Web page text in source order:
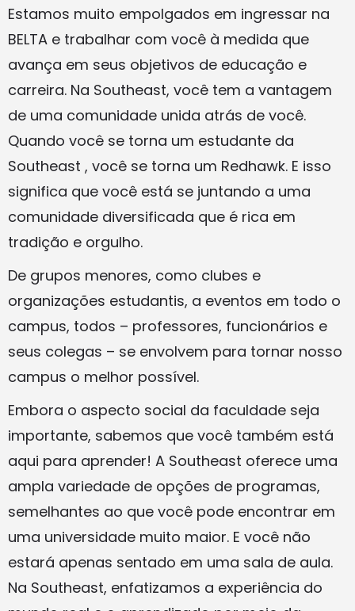
Estamos muito empolgados em ingressar na
BELTA e trabalhar com você à medida que
avança em seus objetivos de educação e
carreira. Na Southeast, você tem a vantagem
de uma comunidade unida atrás de você.
Quando você se torna um estudante da
Southeast , você se torna um Redhawk. E isso
significa que você está se juntando a uma
comunidade diversificada que é rica em
tradição e orgulho.
De grupos menores, como clubes e
organizações estudantis, a eventos em todo o
campus, todos – professores, funcionários e
seus colegas – se envolvem para tornar nosso
campus o melhor possível.
Embora o aspecto social da faculdade seja
importante, sabemos que você também está
aqui para aprender! A Southeast oferece uma
ampla variedade de opções de programas,
semelhantes ao que você pode encontrar em
uma universidade muito maior. E você não
estará apenas sentado em uma sala de aula.
Na Southeast, enfatizamos a experiência do